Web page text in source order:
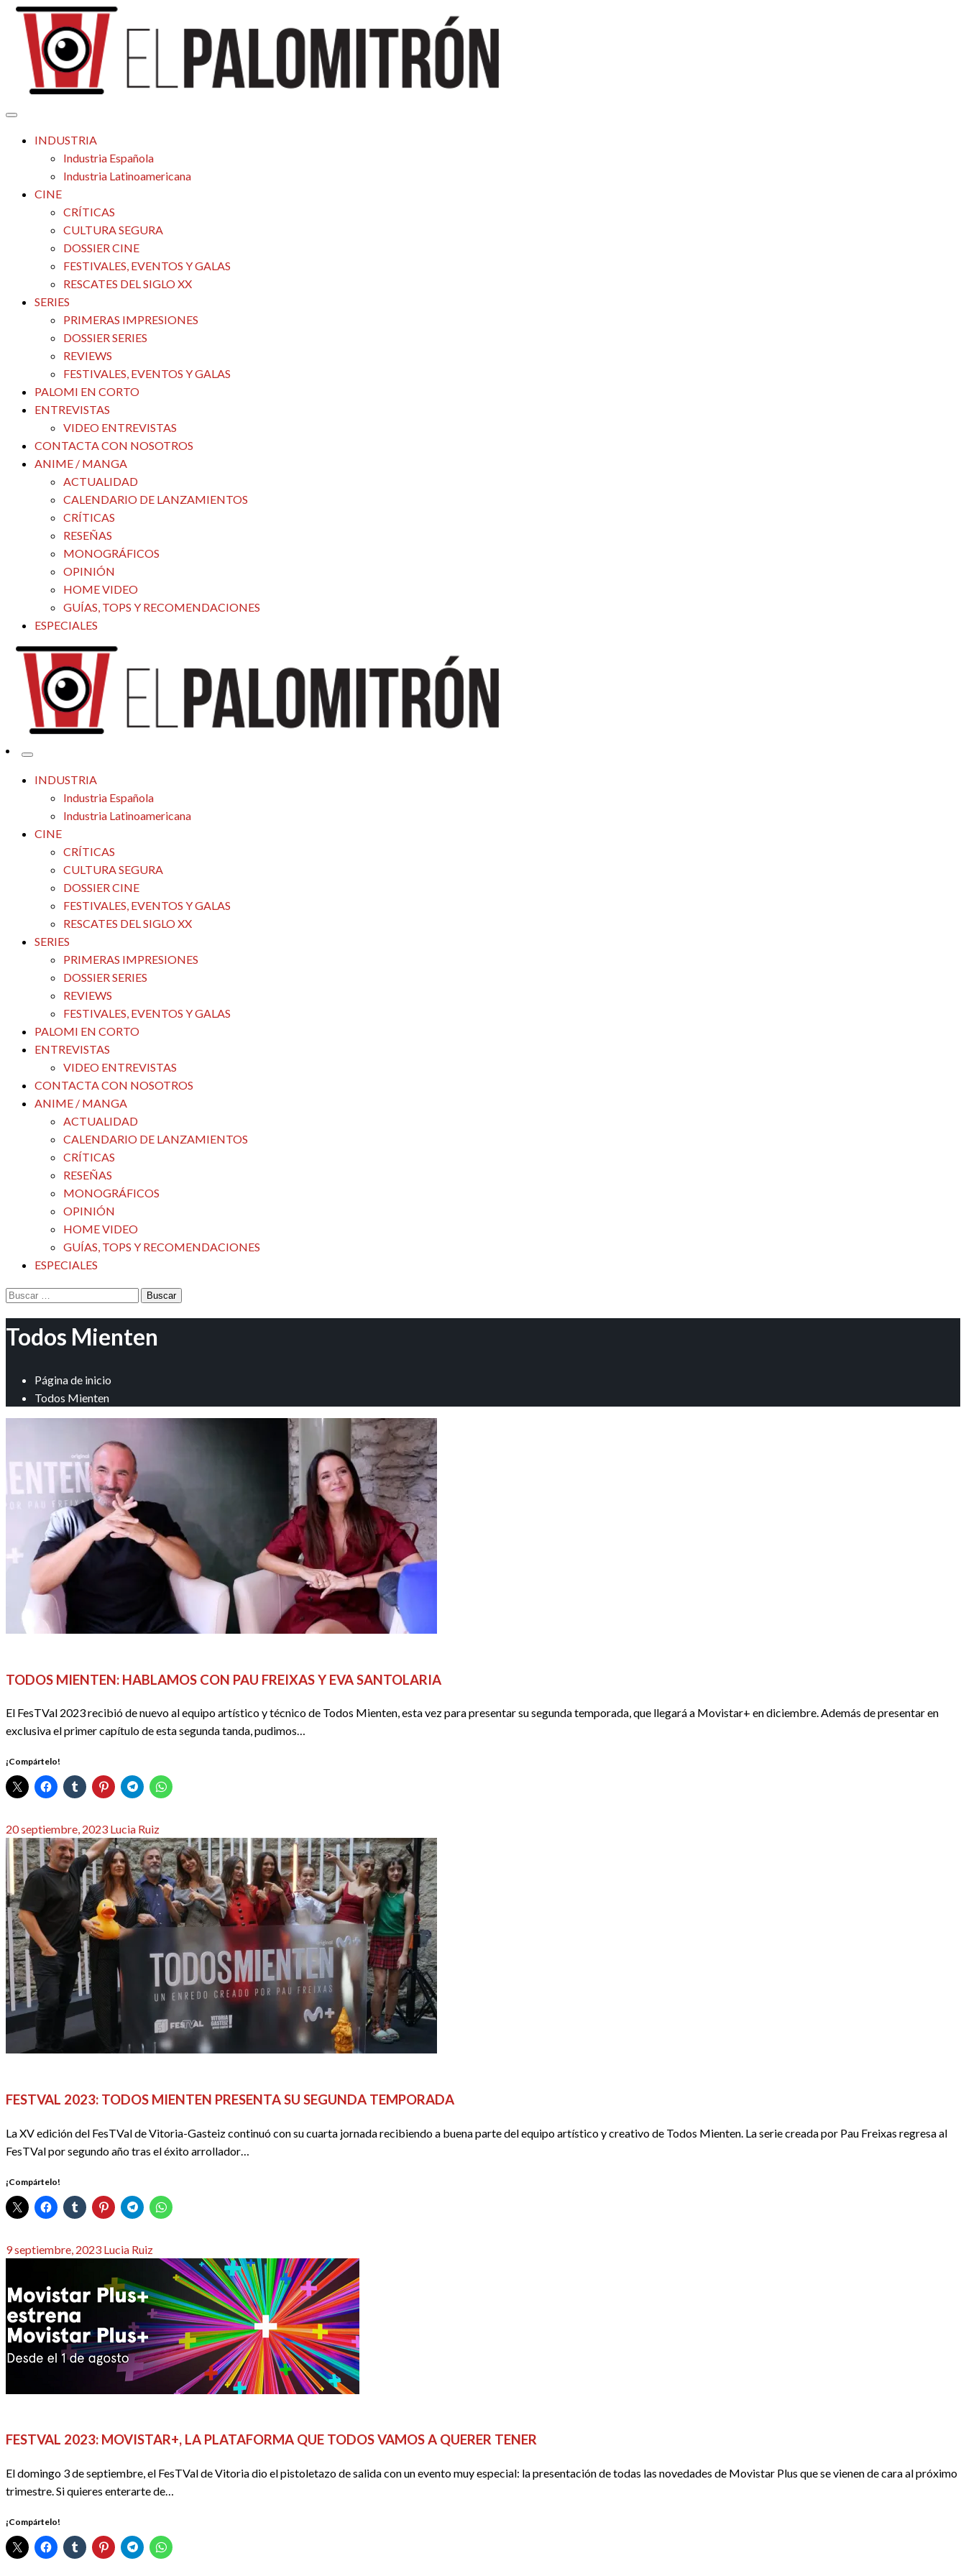
Saltar
contenido
El Palomitrón
Tu espacio de la industria de cine española y latinoamericana
INDUSTRIA
Industria Española
Industria Latinoamericana
CINE
CRÍTICAS
CULTURA SEGURA
DOSSIER CINE
FESTIVALES, EVENTOS Y GALAS
RESCATES DEL SIGLO XX
SERIES
PRIMERAS IMPRESIONES
DOSSIER SERIES
REVIEWS
FESTIVALES, EVENTOS Y GALAS
PALOMI EN CORTO
ENTREVISTAS
VIDEO ENTREVISTAS
CONTACTA CON NOSOTROS
ANIME / MANGA
ACTUALIDAD
CALENDARIO DE LANZAMIENTOS
CRÍTICAS
RESEÑAS
MONOGRÁFICOS
OPINIÓN
HOME VIDEO
GUÍAS, TOPS Y RECOMENDACIONES
ESPECIALES
El Palomitrón
Tu espacio de la industria de cine española y latinoamericana
INDUSTRIA
Industria Española
Industria Latinoamericana
CINE
CRÍTICAS
CULTURA SEGURA
DOSSIER CINE
FESTIVALES, EVENTOS Y GALAS
RESCATES DEL SIGLO XX
SERIES
PRIMERAS IMPRESIONES
DOSSIER SERIES
REVIEWS
FESTIVALES, EVENTOS Y GALAS
PALOMI EN CORTO
ENTREVISTAS
VIDEO ENTREVISTAS
CONTACTA CON NOSOTROS
ANIME / MANGA
ACTUALIDAD
CALENDARIO DE LANZAMIENTOS
CRÍTICAS
RESEÑAS
MONOGRÁFICOS
OPINIÓN
HOME VIDEO
GUÍAS, TOPS Y RECOMENDACIONES
ESPECIALES
Buscar:
Todos Mienten
Página de inicio
Todos Mienten
TODOS MIENTEN: HABLAMOS CON PAU FREIXAS Y EVA SANTOLARIA
El FesTVal 2023 recibió de nuevo al equipo artístico y técnico de Todos Mienten, esta vez para presentar su segunda temporada, que llegará a Movistar+ en diciembre. Además de presentar en
exclusiva el primer capítulo de esta segunda tanda, pudimos…
¡Compártelo!
Publicado
el
20 septiembre, 2023 Lucia Ruiz
FESTVAL 2023: TODOS MIENTEN PRESENTA SU SEGUNDA TEMPORADA
La XV edición del FesTVal de Vitoria-Gasteiz continuó con su cuarta jornada recibiendo a buena parte del equipo artístico y creativo de Todos Mienten. La serie creada por Pau Freixas regresa al
FesTVal por segundo año tras el éxito arrollador…
¡Compártelo!
Publicado
9 septiembre, 2023 Lucia Ruiz
FESTVAL 2023: MOVISTAR+, LA PLATAFORMA QUE TODOS VAMOS A QUERER TENER
El domingo 3 de septiembre, el FesTVal de Vitoria dio el pistoletazo de salida con un evento muy especial: la presentación de todas las novedades de Movistar Plus que se vienen de cara al próximo
trimestre. Si quieres enterarte de…
¡Compártelo!